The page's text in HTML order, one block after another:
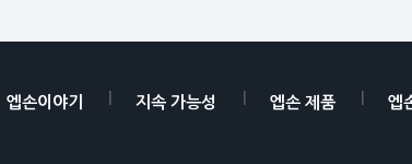
엡손이야기 지속 가능성 엡손 제품 엡